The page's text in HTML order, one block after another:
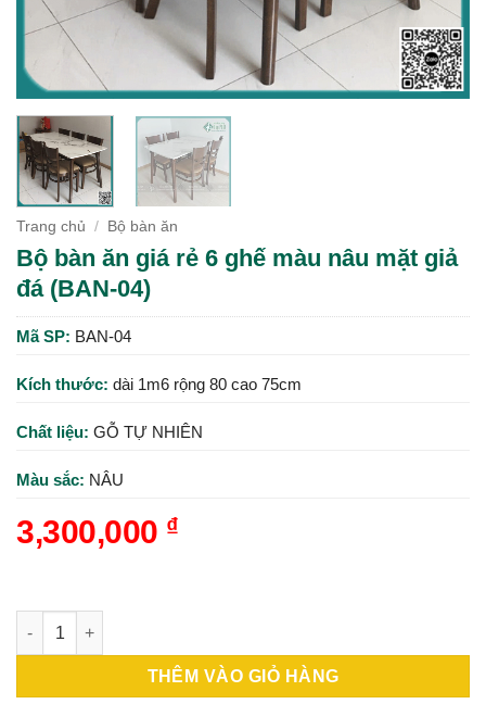
Trang chủ / Bộ bàn ăn
Bộ bàn ăn giá rẻ 6 ghế màu nâu mặt giả
đá (BAN-04)
Mã SP: BAN-04
Kích thước: dài 1m6 rộng 80 cao 75cm
Chất liệu: GỖ TỰ NHIÊN
Màu sắc: NÂU
3,300,000 ₫
Bộ bàn ăn giá rẻ 6 ghế màu nâu mặt giả đá (BAN-04) số lượng
THÊM VÀO GIỎ HÀNG